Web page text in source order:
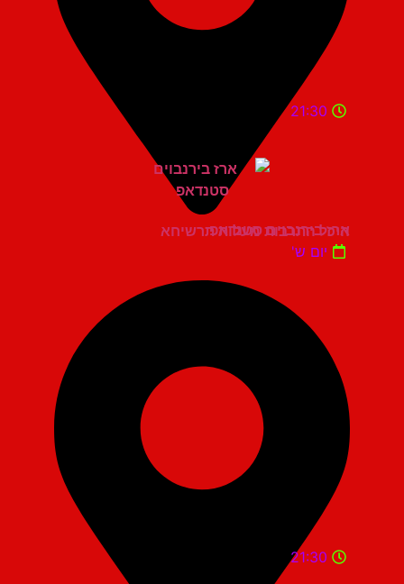
היכל התרבות מעלות תרשיחא
21:30
ארז בירנבוים סטנדאפ
יום ש'
21:30